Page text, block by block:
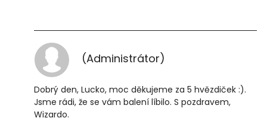
(Administrátor)
Dobrý den, Lucko, moc děkujeme za 5 hvězdiček :).
Jsme rádi, že se vám balení líbilo. S pozdravem,
Wizardo.